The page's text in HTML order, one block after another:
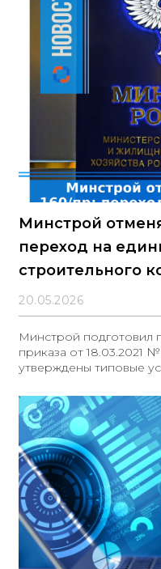
Минстрой
переход на
строительного
20.05.2026
Минстрой подготовил
приказа от 18.03.2021
утверждены типовые
«Федеральный центр